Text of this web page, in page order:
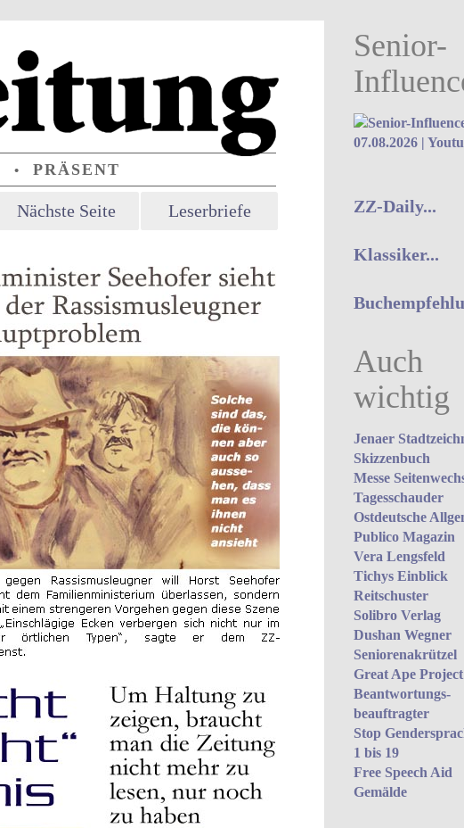
• PRÄSENT
Nächste Seite Leserbriefe
Senior-
07.08.2026 |
ZZ-Daily...
Klassiker...
Auch
wichtig
Jenaer
Skizzenbuch
Messe
Tagesschauder
Ostdeutsche
Publico Magazin
Vera Lengsfeld
Tichys Einblick
Reitschuster
Solibro Verlag
Dushan Wegner
Seniorenakrützel
Great Ape Project
Beantwortungs­
beauftragter
Stop
1 bis 19
Free Speech Aid
Gemälde